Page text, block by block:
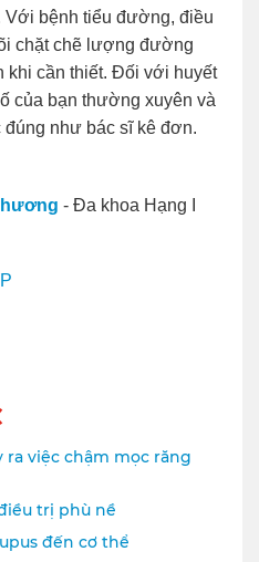
Với bệnh tiểu đường, điều
chặt chẽ lượng đường
khi cần thiết. Đối với huyết
của bạn thường xuyên và
đúng như bác sĩ kê đơn.
- Đa khoa Hạng I
ra việc chậm mọc răng
trị phù nề
đến cơ thể